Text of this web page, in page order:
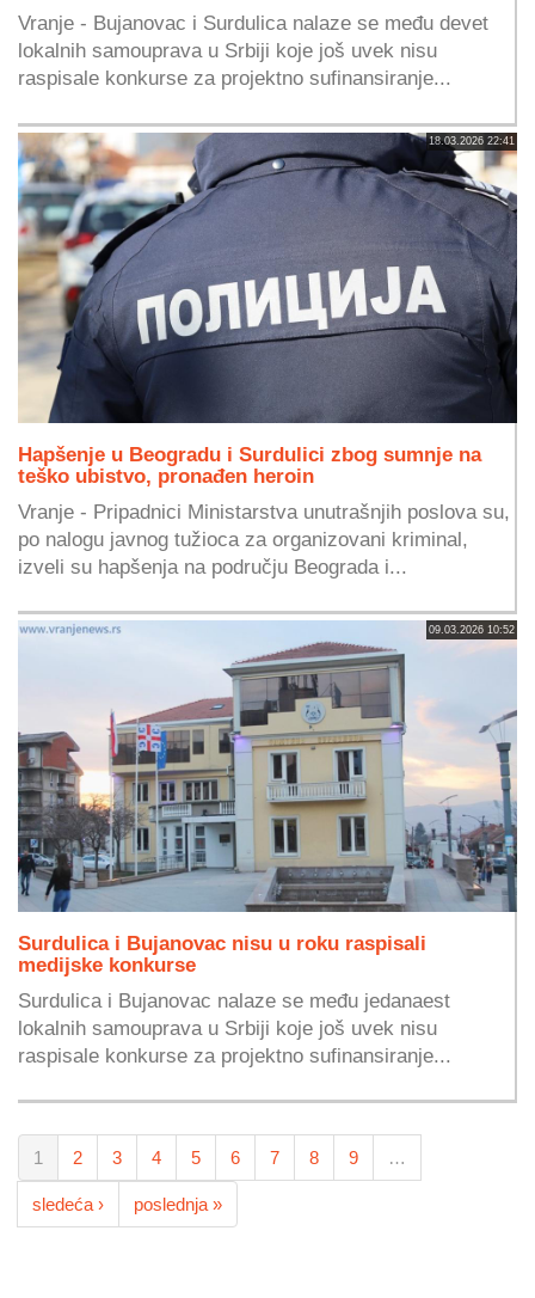
Vranje - Bujanovac i Surdulica nalaze se među devet
lokalnih samouprava u Srbiji koje još uvek nisu
raspisale konkurse za projektno sufinansiranje...
18.03.2026 22:41
Hapšenje u Beogradu i Surdulici zbog sumnje na
teško ubistvo, pronađen heroin
Vranje - Pripadnici Ministarstva unutrašnjih poslova su,
po nalogu javnog tužioca za organizovani kriminal,
izveli su hapšenja na području Beograda i...
09.03.2026 10:52
Surdulica i Bujanovac nisu u roku raspisali
medijske konkurse
Surdulica i Bujanovac nalaze se među jedanaest
lokalnih samouprava u Srbiji koje još uvek nisu
raspisale konkurse za projektno sufinansiranje...
1 2 3 4 5 6 7 8 9 …
sledeća › poslednja »